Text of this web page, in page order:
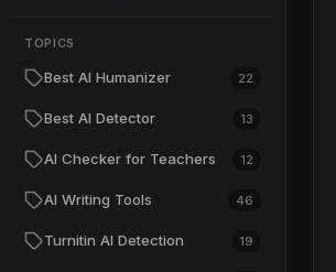
TOPICS
Best AI Humanizer 22
Best AI Detector 13
AI Checker for Teachers 12
AI Writing Tools 46
Turnitin AI Detection 19